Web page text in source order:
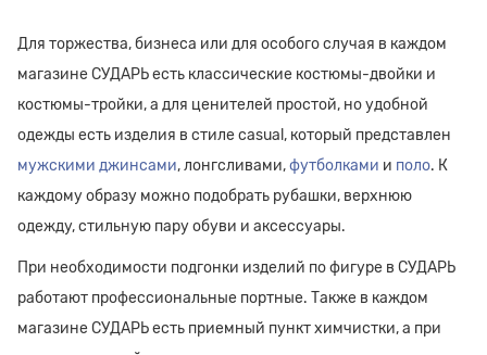
Для торжества, бизнеса или для особого случая в каждом
магазине СУДАРЬ есть классические костюмы-двойки и
костюмы-тройки, а для ценителей простой, но удобной
одежды есть изделия в стиле casual, который представлен
мужскими джинсами, лонгсливами,футболками и поло. К
каждому образу можно подобрать рубашки, верхнюю
одежду, стильную пару обуви и аксессуары.
При необходимости подгонки изделий по фигуре в СУДАРЬ
работают профессиональные портные. Также в каждом
магазине СУДАРЬ есть приемный пункт химчистки, а при